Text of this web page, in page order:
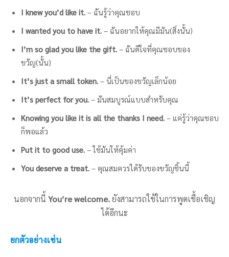
I knew you’d like it. – ฉันรู้ว่าคุณชอบ
I wanted you to have it. – ฉันอยากให้คุณมีมัน(สิ่งนั้น)
I’m so glad you like the gift. – ฉันดีใจที่คุณชอบของ
ขวัญ(นั้น)
It’s just a small token. – นี่เป็นของขวัญเล็กน้อย
It’s perfect for you. – มันสมบูรณ์แบบสำหรับคุณ
Knowing you like it is all the thanks I need. – แค่รู้ว่าคุณชอบ
ก็พอแล้ว
Put it to good use. – ใช้มันให้คุ้มค่า
You deserve a treat. – คุณสมควรได้รับของขวัญชิ้นนี้
นอกจากนี้ You’re welcome.ยังสามารถใช้ในการพูดเชื้อเชิญ
ได้อีกนะ
ยกตัวอย่างเช่น